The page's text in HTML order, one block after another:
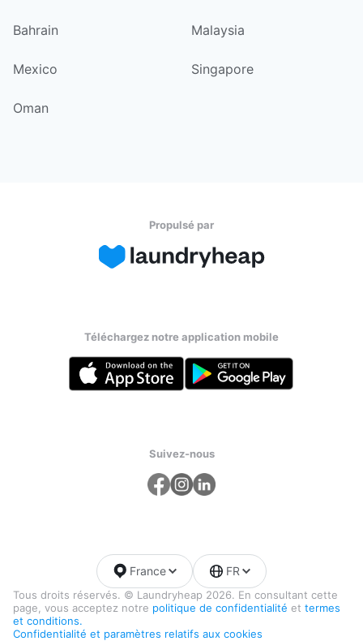
Bahrain Malaysia
Mexico Singapore
Oman
Propulsé par
Téléchargez notre application mobile
Suivez-nous
Tous droits réservés. © Laundryheap 2026. En consultant cette
page, vous acceptez notre politique de confidentialité et termes
et conditions.
Confidentialité et paramètres relatifs aux cookies
France FR